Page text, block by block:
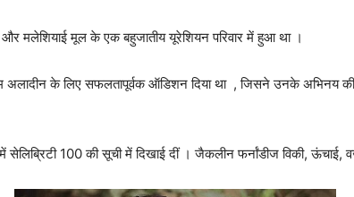
मलेशियाई मूल के एक बहुजातीय यूरेशियन परिवार में हुआ था ।
के लिए सफलतापूर्वक ऑडिशन दिया था , जिसने उनके अभिनय की
100 की सूची में दिखाई दीं । जैकलीन फर्नांडीज विकी,